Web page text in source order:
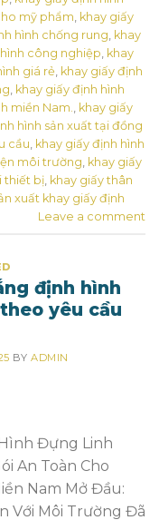
mỹ phẩm, khay giấy
hình chống rung, khay
công nghiệp, khay
giá rẻ, khay giấy định
, khay giấy định hình
miền Nam., khay giấy
hình sản xuất tại đồng
cầu, khay giấy định hình
môi trường, khay giấy
thiết bị, khay giấy thân
xuất khay giấy định
Leave a comment
định hình
yêu cầu
BY ADMIN
Đựng Linh
An Toàn Cho
Nam Mở Đầu:
Với Môi Trường Đã